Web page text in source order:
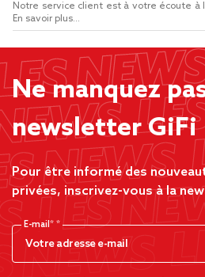
Notre service client est à votre écoute à
En savoir plus...
Ne manquez
newsletter GiFi
Pour être informé des
privées, inscrivez-vous à la
E-mail*